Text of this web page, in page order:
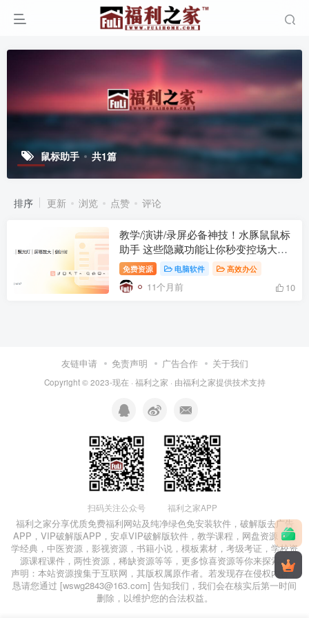
鼠标助手 共1篇
排序 更新 浏览 点赞 评论
教学/演讲/录屏必备神技！水豚鼠鼠标
助手 这些隐藏功能让你秒变控场大师
🌟
免费资源 电脑软件 高效办公
11个月前 10
友链申请 免责声明 广告合作 关于我们
Copyright © 2023-现在 · 福利之家 · 由福利之家提供技术支持
扫码关注公众号 福利之家APP
福利之家分享优质免费福利网站及纯净绿色免安装软件， 破解版去广告
APP ， VIP破解版APP ， 安卓VIP破解版软件 ，教学课程，网盘资源，国
学经典，中医资源，影视资源，书籍小说，模板素材，考级考证，学校资
源课程课件，两性资源，稀缺资源等等，更多惊喜资源等你来探索！
声明：本站资源搜集于互联网，其版权属原作者。若发现存在侵权内容，
恳请您通过 [wswg2843@163.com] 告知我们，我们会在核实后第一时间
删除，以维护您的合法权益。